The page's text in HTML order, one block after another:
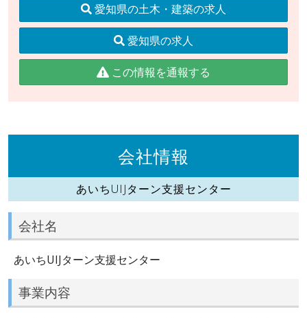
愛知県の土木・建築の求人
愛知県の求人
この情報を通報する
会社情報
あいちUIJターン支援センター
会社名
あいちUIJターン支援センター
事業内容